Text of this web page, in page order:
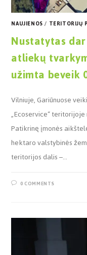
NAUJIENOS/ TERITORIJŲ
Nustatytas
atliekų
užimta beveik
Vilniuje, Gariūnuose
„Ecoservice“
Patikrinę įmonės
hektaro valstybinės
teritorijos dalis –…
0 COMMENTS